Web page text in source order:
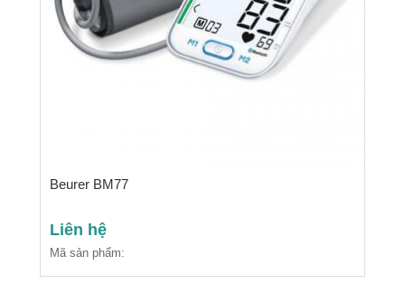
Beurer BM77
Liên hệ
Mã sản phẩm: